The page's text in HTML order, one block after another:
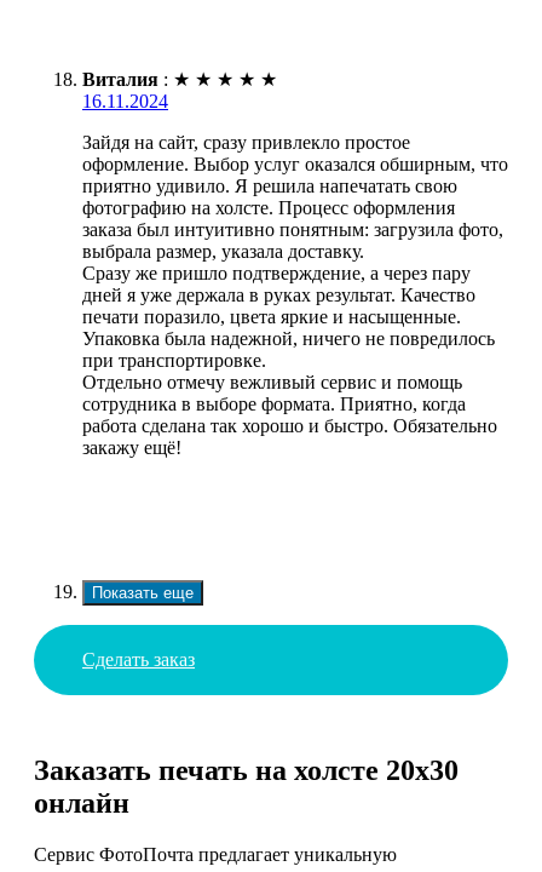
Виталия : ★ ★ ★ ★ ★
16.11.2024
Зайдя на сайт, сразу привлекло простое
оформление. Выбор услуг оказался обширным, что
приятно удивило. Я решила напечатать свою
фотографию на холсте. Процесс оформления
заказа был интуитивно понятным: загрузила фото,
выбрала размер, указала доставку.
Сразу же пришло подтверждение, а через пару
дней я уже держала в руках результат. Качество
печати поразило, цвета яркие и насыщенные.
Упаковка была надежной, ничего не повредилось
при транспортировке.
Отдельно отмечу вежливый сервис и помощь
сотрудника в выборе формата. Приятно, когда
работа сделана так хорошо и быстро. Обязательно
закажу ещё!
Показать еще
Сделать заказ
Заказать печать на холсте 20х30
онлайн
Сервис ФотоПочта предлагает уникальную